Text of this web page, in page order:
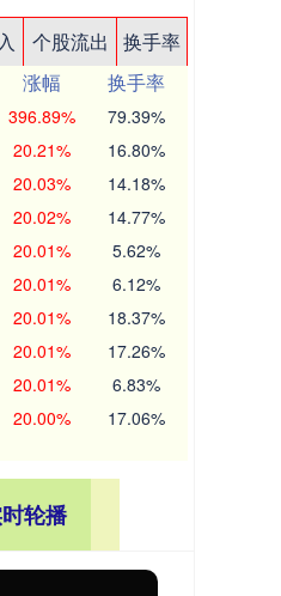
个股流出
换手率
涨幅
换手率
396.89% 79.39%
20.21% 16.80%
20.03% 14.18%
20.02% 14.77%
20.01% 5.62%
20.01% 6.12%
20.01% 18.37%
20.01% 17.26%
20.01% 6.83%
20.00% 17.06%
轮播